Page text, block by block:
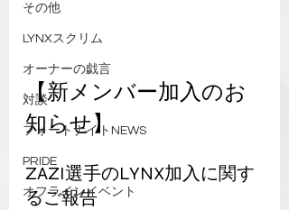
その他
LYNXスクリム
オーナーの戯言
対談
フォートナイトNEWS
PRIDE
オフラインイベント
【新メンバー加入のお
知らせ】
ZAZI選手のLYNX加入に関す
るご報告